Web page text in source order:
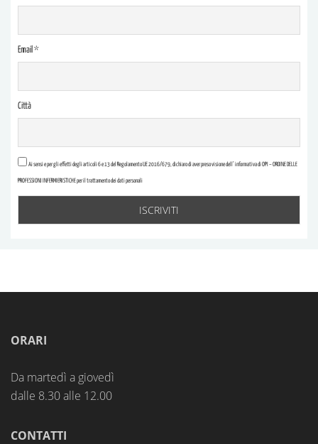
Email *
Città
Ai sensi e per gli effetti degli articoli 6 e 13 del Regolamento UE 2016/679, dichiaro di aver preso visione dell’ informativa di OPI – ORDINE DELLE
PROFESSIONI INFERMIERISTICHE per il trattamento dei dati personali
ORARI
Da martedì a giovedì
dalle 8.30 alle 12.00
CONTATTI